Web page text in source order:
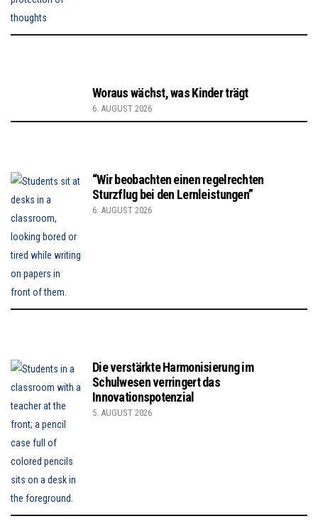
Woraus wächst, was Kinder trägt
6. AUGUST 2026
“Wir beobachten einen regelrechten
Sturzflug bei den Lernleistungen”
6. AUGUST 2026
Die verstärkte Harmonisierung im
Schulwesen verringert das
Innovationspotenzial
5. AUGUST 2026